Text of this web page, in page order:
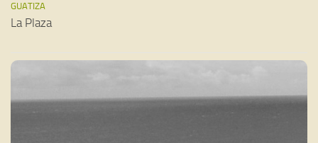
GUATIZA
La Plaza